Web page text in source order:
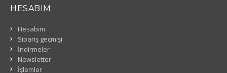
HESABIM
Hesabım
Sipariş geçmişi
İndirmeler
Newsletter
İşlemler